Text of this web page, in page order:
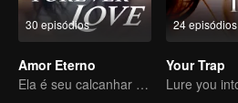
30 episódios
Amor Eterno
Ela é seu calcanhar de Aquiles e sua armadura
24 episódios
Your Trap